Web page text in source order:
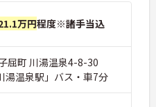
万円程度※諸手当込
屈町 川湯温泉4-8-30
湯温泉駅」バス・車7分